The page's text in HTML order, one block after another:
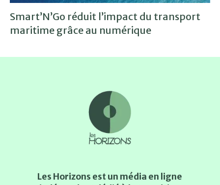
Smart’N’Go réduit l’impact du transport
maritime grâce au numérique
Les Horizons est un média en ligne